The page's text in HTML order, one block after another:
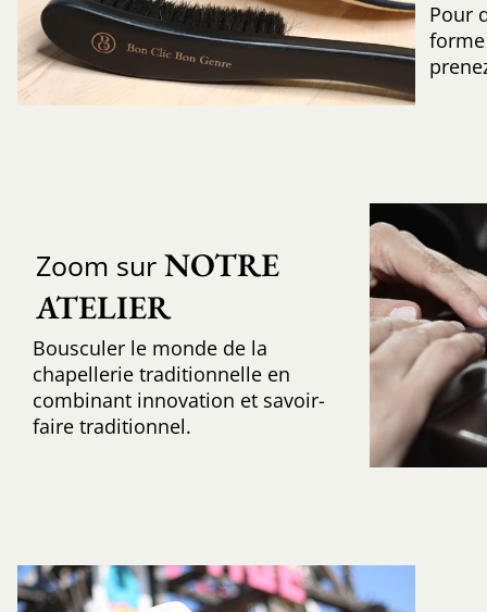
Pour
Zoom sur NOTRE
ATELIER
Bousculer le monde de la
chapellerie traditionnelle en
combinant innovation et savoir-
faire traditionnel.